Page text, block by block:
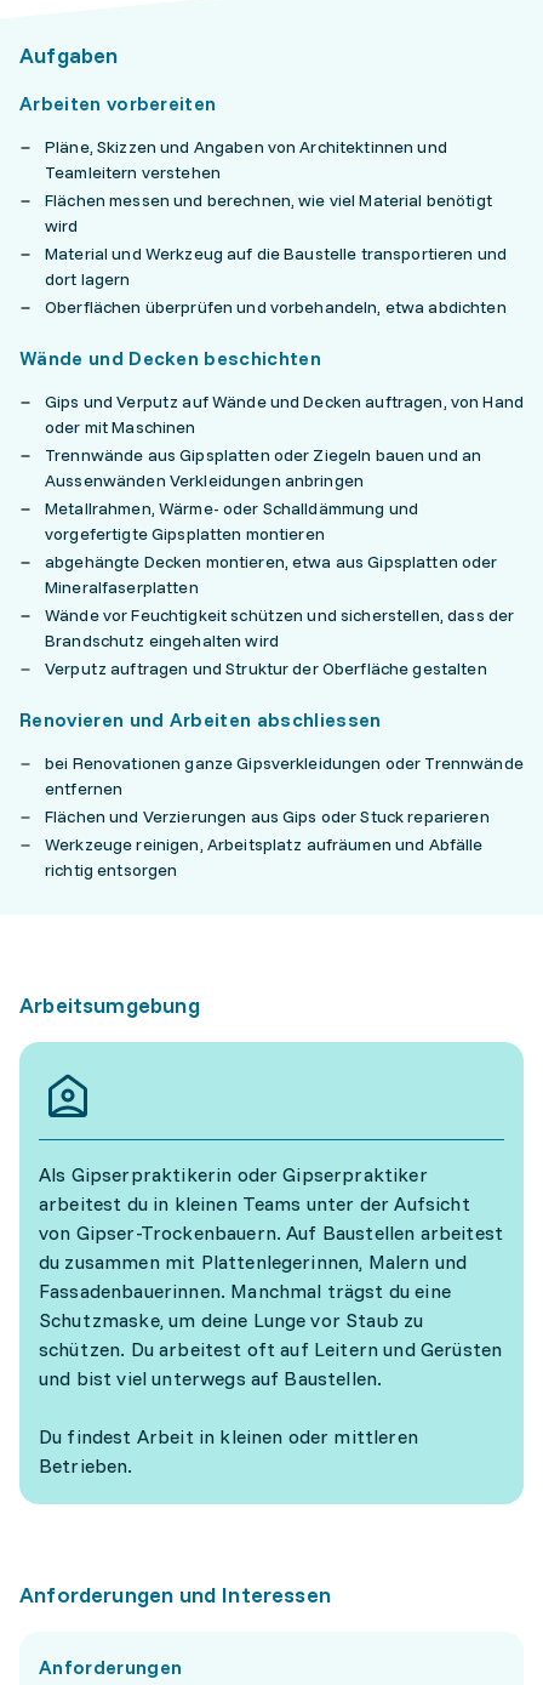
Aufgaben
Arbeiten vorbereiten
Pläne, Skizzen und Angaben von Architektinnen und
Teamleitern verstehen
Flächen messen und berechnen, wie viel Material benötigt
wird
Material und Werkzeug auf die Baustelle transportieren und
dort lagern
Oberflächen überprüfen und vorbehandeln, etwa abdichten
Wände und Decken beschichten
Gips und Verputz auf Wände und Decken auftragen, von Hand
oder mit Maschinen
Trennwände aus Gipsplatten oder Ziegeln bauen und an
Aussenwänden Verkleidungen anbringen
Metallrahmen, Wärme- oder Schalldämmung und
vorgefertigte Gipsplatten montieren
abgehängte Decken montieren, etwa aus Gipsplatten oder
Mineralfaserplatten
Wände vor Feuchtigkeit schützen und sicherstellen, dass der
Brandschutz eingehalten wird
Verputz auftragen und Struktur der Oberfläche gestalten
Renovieren und Arbeiten abschliessen
bei Renovationen ganze Gipsverkleidungen oder Trennwände
entfernen
Flächen und Verzierungen aus Gips oder Stuck reparieren
Werkzeuge reinigen, Arbeitsplatz aufräumen und Abfälle
richtig entsorgen
Arbeitsumgebung
Als Gipserpraktikerin oder Gipserpraktiker
arbeitest du in kleinen Teams unter der Aufsicht
von Gipser-Trockenbauern. Auf Baustellen arbeitest
du zusammen mit Plattenlegerinnen, Malern und
Fassadenbauerinnen. Manchmal trägst du eine
Schutzmaske, um deine Lunge vor Staub zu
schützen. Du arbeitest oft auf Leitern und Gerüsten
und bist viel unterwegs auf Baustellen.
Du findest Arbeit in kleinen oder mittleren
Betrieben.
Anforderungen und Interessen
Anforderungen